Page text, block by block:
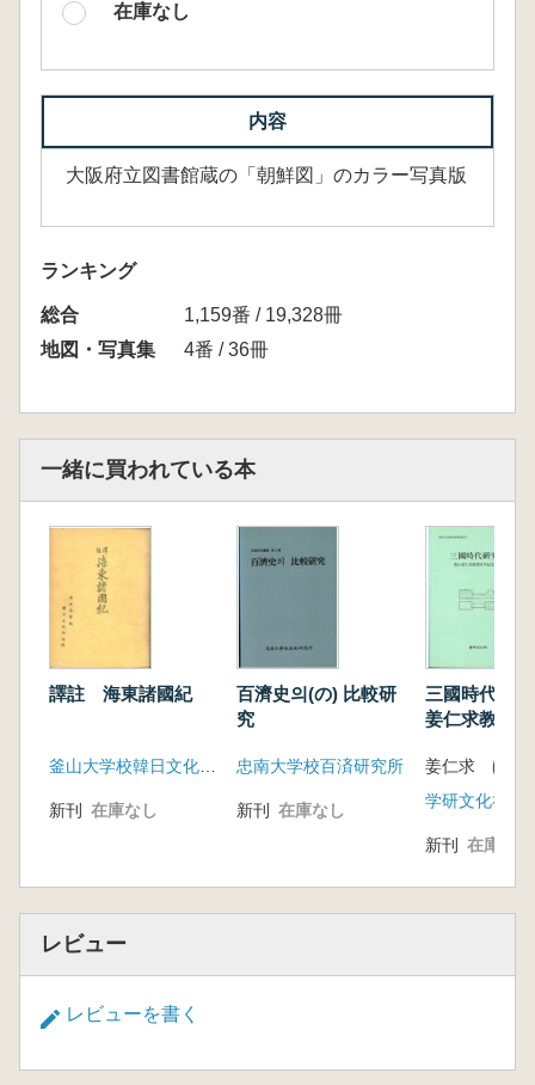
在庫なし
内容
大阪府立図書館蔵の「朝鮮図」のカラー写真版
ランキング
総合
1,159番 / 19,328冊
地図・写真集
4番 / 36冊
一緒に買われている本
譯註 海東諸國紀
釜山大学校韓日文化研究所
新刊 在庫なし
百濟史의(の) 比較研
究
忠南大学校百済研究所
新刊 在庫なし
三國時代研
姜仁求教授
姜仁求 ほか
学研文化社
新刊 在庫なし
レビュー
レビューを書く